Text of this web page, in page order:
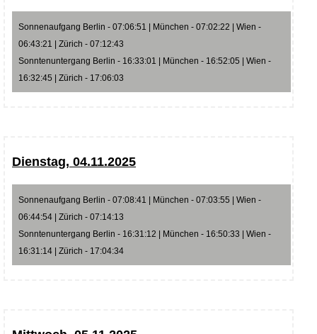
Sonnenaufgang Berlin - 07:06:51 | München - 07:02:22 | Wien -
06:43:21 | Zürich - 07:12:43
Sonntenuntergang Berlin - 16:33:01 | München - 16:52:05 | Wien -
16:32:45 | Zürich - 17:06:03
Dienstag, 04.11.2025
Sonnenaufgang Berlin - 07:08:41 | München - 07:03:55 | Wien -
06:44:54 | Zürich - 07:14:13
Sonntenuntergang Berlin - 16:31:12 | München - 16:50:33 | Wien -
16:31:14 | Zürich - 17:04:34